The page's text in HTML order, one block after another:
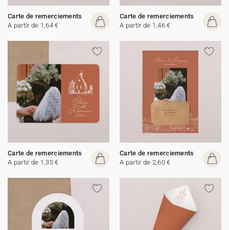
Carte de remerciements
A partir de 1,64 €
Carte de remerciements
A partir de 1,46 €
Carte de remerciements
A partir de 1,35 €
Carte de remerciements
A partir de 2,60 €